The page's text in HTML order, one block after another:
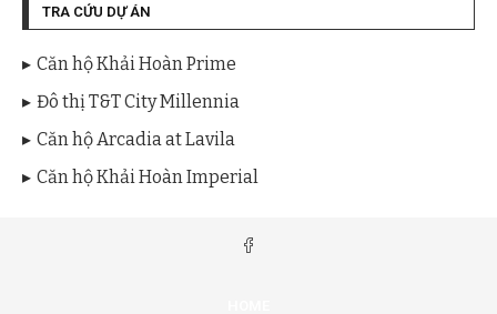
TRA CỨU DỰ ÁN
Căn hộ Khải Hoàn Prime
Đô thị T&T City Millennia
Căn hộ Arcadia at Lavila
Căn hộ Khải Hoàn Imperial